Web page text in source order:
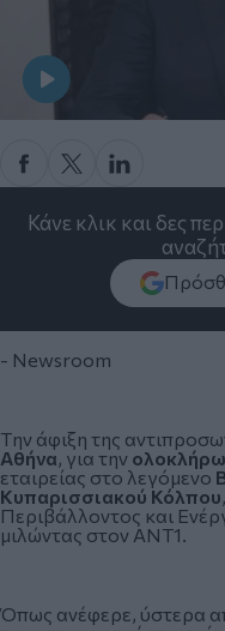
Κάνε κλικ και δες
- Newsroom
Tην άφιξη της
Αθήνα, για την
εταιρείας στο λεγόμενο
Κυπαρισσιακού Κόλπου
Περιβάλλοντος και
μιλώντας στον ΑΝΤ1.
Όπως ανέφερε, ύστερα